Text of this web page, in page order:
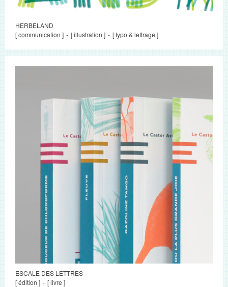
HERBELAND
[ communication ]
[ illustration ] [ typo & lettrage ]
ESCALE DES LETTRES
[ édition ]
[ livre ]